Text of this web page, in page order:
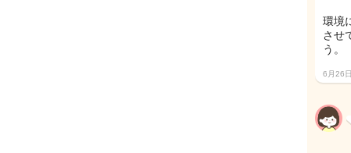
環境
させ
う。
6月26